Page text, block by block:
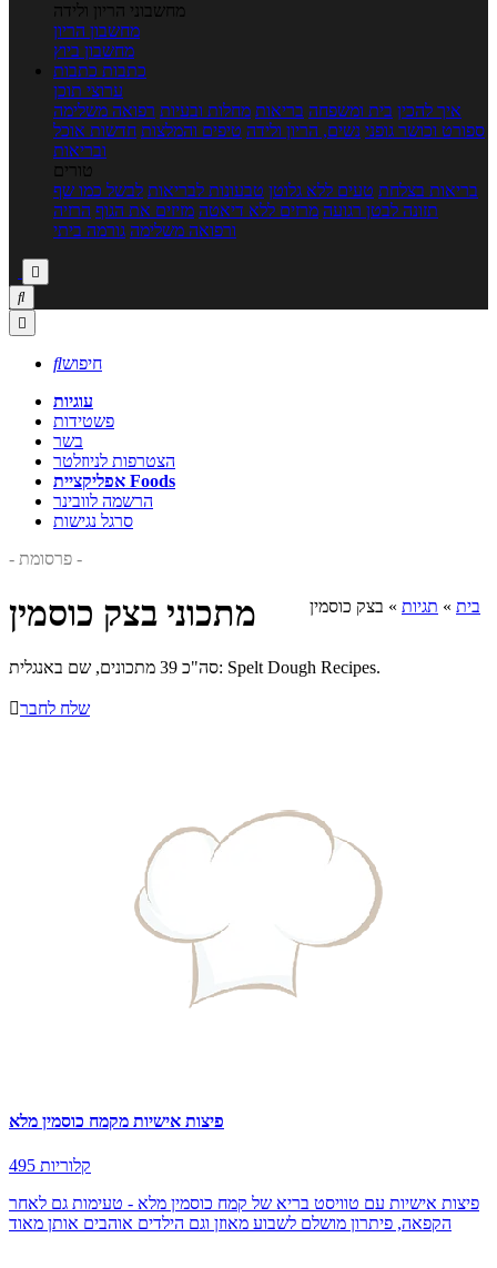
מחשבוני הריון ולידה
מחשבון הריון
מחשבון ביוץ
כתבות כתבות
ערוצי תוכן
איך להכין בית ומשפחה בריאות מחלות ובעיות רפואה משלימה
ספורט וכושר גופני נשים, הריון ולידה טיפים והמלצות חדשות אוכל
ובריאות
טורים
בריאות בצלחת טעים ללא גלוטן טבעונות לבריאות לבשל כמו שף
תזונה לבטן רגועה מרזים ללא דיאטה מזיזים את הגוף הרזיה
ורפואה משלימה גורמה ביתי



חיפוש
עוגיות
פשטידות
בשר
הצטרפות לניוזלטר
אפליקציית Foods
הרשמה לוובינר
סרגל נגישות
- פרסומת -
בית » תגיות » בצק כוסמין מתכוני בצק כוסמין
סה"כ 39 מתכונים, שם באנגלית: Spelt Dough Recipes.
שלח לחבר
פיצות אישיות מקמח כוסמין מלא
495 קלוריות
פיצות אישיות עם טוויסט בריא של קמח כוסמין מלא - טעימות גם לאחר
הקפאה, פיתרון מושלם לשבוע מאוזן וגם הילדים אוהבים אותן מאוד